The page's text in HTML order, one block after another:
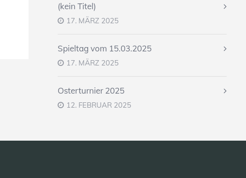
(kein Titel)
17. MÄRZ 2025
Spieltag vom 15.03.2025
17. MÄRZ 2025
Osterturnier 2025
12. FEBRUAR 2025